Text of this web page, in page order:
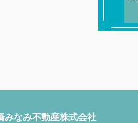
みなみ不動産株式会社